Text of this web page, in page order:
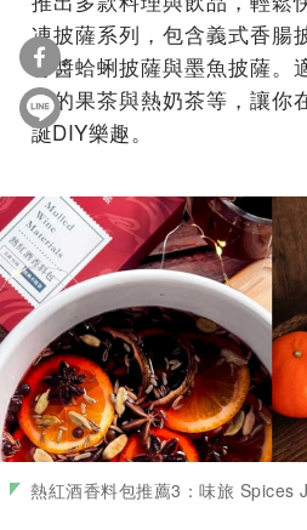
凍披薩系列，包含義式香腸
青醬蛤蜊披薩與墨魚披薩。
用的果茶與熱奶茶等，讓你
誕DIY樂趣。
熱紅酒香料包推薦3：味旅 Spices